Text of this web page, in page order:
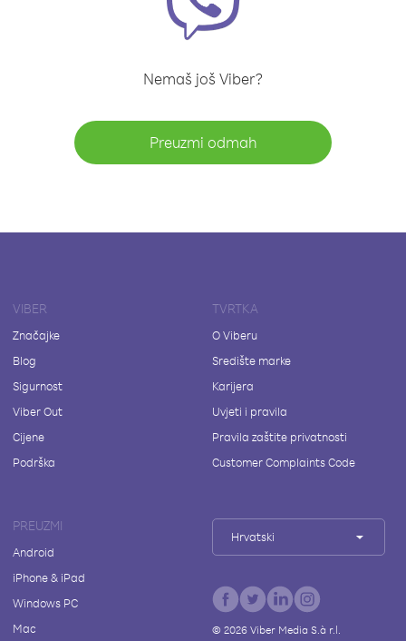
Nemaš još Viber?
Preuzmi odmah
VIBER
Značajke
Blog
Sigurnost
Viber Out
Cijene
Podrška
TVRTKA
O Viberu
Središte marke
Karijera
Uvjeti i pravila
Pravila zaštite privatnosti
Customer Complaints Code
PREUZMI
Android
iPhone & iPad
Windows PC
Mac
Hrvatski
© 2026Viber Media S.à r.l.